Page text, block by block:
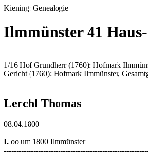
Kiening: Genealogie
Ilmmünster 41
1/16 Hof Grundherr (1760): Hofmark
Gericht (1760): Hofmark Ilmmünster,
Lerchl Thomas
08.04.1800
I. oo um 1800 Ilmmünster